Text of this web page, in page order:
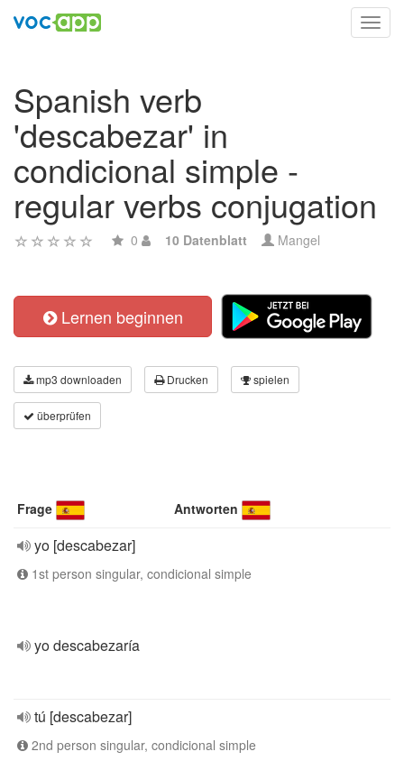
Spanish verb
'descabezar' in
condicional simple -
regular verbs conjugation
0 10 Datenblatt Mangel
Lernen beginnen
mp3 downloaden Drucken spielen
überprüfen
Frage Antworten
yo [descabezar]
1st person singular, condicional simple
yo descabezaría
tú [descabezar]
2nd person singular, condicional simple